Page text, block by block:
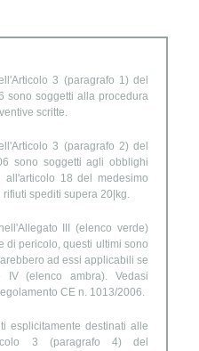
3 (paragrafo 1) del
sono soggetti alla procedura
scritte.
3 (paragrafo 2) del
sono soggetti agli obblighi
18 del medesimo
spediti supera 20|kg.
III (elenco verde)
di pericolo, questi ultimi sono
ad essi applicabili se
IV (elenco ambra). Vedasi
CE n. 1013/2006.
esplicitamente destinati alle
3 (paragrafo 4) del